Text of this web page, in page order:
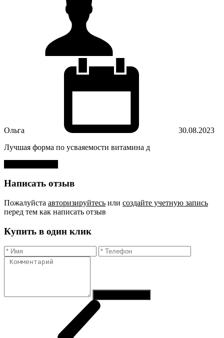
Ольга
30.08.2023
Лучшая форма по усваяемости витамина д
Написать отзыв
Пожалуйста авторизируйтесь или создайте учетную запись
перед тем как написать отзыв
Купить в один клик